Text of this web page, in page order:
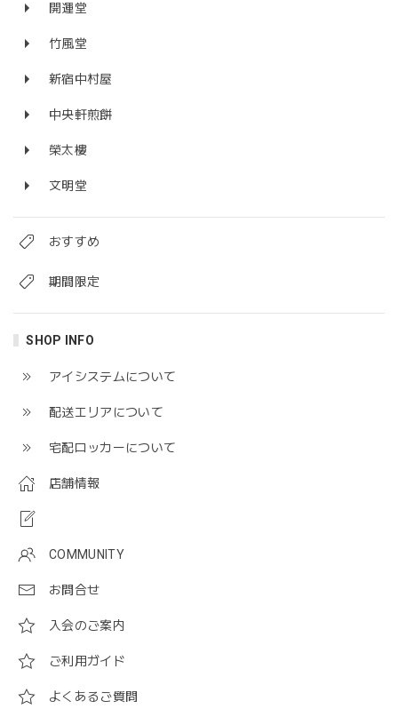
開運堂
竹風堂
新宿中村屋
中央軒煎餅
榮太樓
文明堂
おすすめ
期間限定
SHOP INFO
アイシステムについて
配送エリアについて
宅配ロッカーについて
店舗情報
COMMUNITY
お問合せ
入会のご案内
ご利用ガイド
よくあるご質問